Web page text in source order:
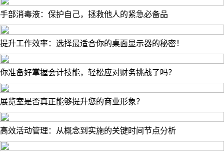
手部消毒液：保护自己，拯救他人的紧急必备品
提升工作效率：选择最适合你的桌面显示器的秘密！
你准备好掌握会计技能，轻松应对财务挑战了吗？
展览室是否真正能够提升您的商业形象？
高效活动管理：从概念到实施的关键时间节点分析